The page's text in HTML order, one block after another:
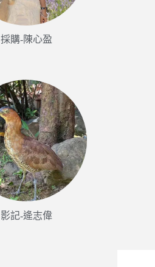
採購-陳心盈
影記-逄志偉